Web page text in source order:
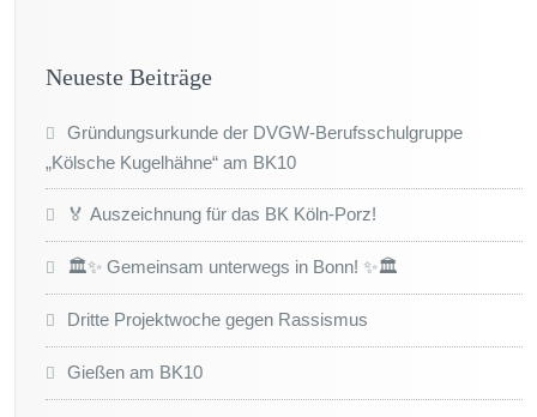
Neueste Beiträge
Gründungsurkunde der DVGW-Berufsschulgruppe
„Kölsche Kugelhähne“ am BK10
🏅 Auszeichnung für das BK Köln-Porz!
🏛️✨ Gemeinsam unterwegs in Bonn! ✨🏛️
Dritte Projektwoche gegen Rassismus
Gießen am BK10